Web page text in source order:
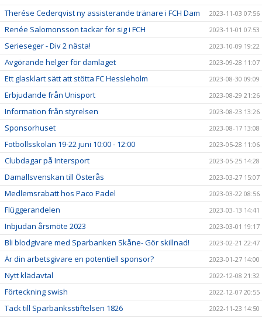
Therése Cederqvist ny assisterande tränare i FCH Dam 2023-11-03 07:56
Renée Salomonsson tackar för sig i FCH 2023-11-01 07:53
Serieseger - Div 2 nästa! 2023-10-09 19:22
Avgörande helger för damlaget 2023-09-28 11:07
Ett glasklart sätt att stötta FC Hessleholm 2023-08-30 09:09
Erbjudande från Unisport 2023-08-29 21:26
Information från styrelsen 2023-08-23 13:26
Sponsorhuset 2023-08-17 13:08
Fotbollsskolan 19-22 juni 10:00 - 12:00 2023-05-28 11:06
Clubdagar på Intersport 2023-05-25 14:28
Damallsvenskan till Österås 2023-03-27 15:07
Medlemsrabatt hos Paco Padel 2023-03-22 08:56
Flüggerandelen 2023-03-13 14:41
Inbjudan årsmöte 2023 2023-03-01 19:17
Bli blodgivare med Sparbanken Skåne- Gör skillnad! 2023-02-21 22:47
Är din arbetsgivare en potentiell sponsor? 2023-01-27 14:00
Nytt klädavtal 2022-12-08 21:32
Förteckning swish 2022-12-07 20:55
Tack till Sparbanksstiftelsen 1826 2022-11-23 14:50